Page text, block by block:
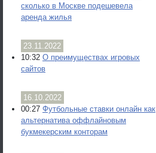
сколько в Москве подешевела
аренда жилья
23.11.2022
10:32 О преимуществах игровых
сайтов
16.10.2022
00:27 Футбольные ставки онлайн как
альтернатива оффлайновым
букмекерским конторам